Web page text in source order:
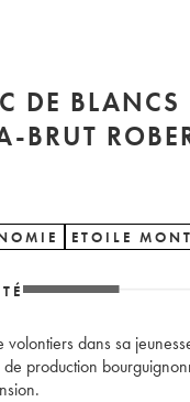
DE BLANCS
BRUT
ETOILE
dans sa
production